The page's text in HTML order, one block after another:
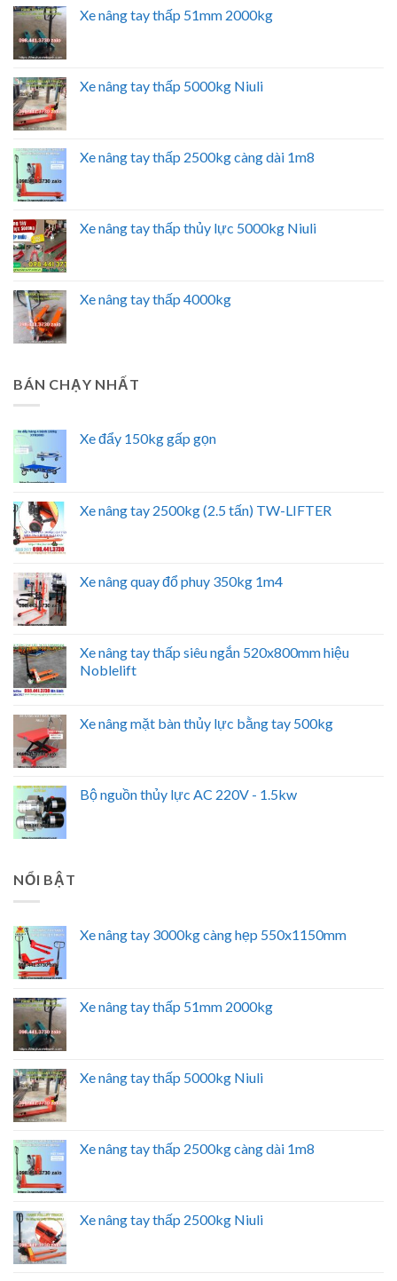
Xe nâng tay thấp 51mm 2000kg
Xe nâng tay thấp 5000kg Niuli
Xe nâng tay thấp 2500kg càng dài 1m8
Xe nâng tay thấp thủy lực 5000kg Niuli
Xe nâng tay thấp 4000kg
BÁN CHẠY NHẤT
Xe đẩy 150kg gấp gọn
Xe nâng tay 2500kg (2.5 tấn) TW-LIFTER
Xe nâng quay đổ phuy 350kg 1m4
Xe nâng tay thấp siêu ngắn 520x800mm hiệu
Noblelift
Xe nâng mặt bàn thủy lực bằng tay 500kg
Bộ nguồn thủy lực AC 220V - 1.5kw
NỔI BẬT
Xe nâng tay 3000kg càng hẹp 550x1150mm
Xe nâng tay thấp 51mm 2000kg
Xe nâng tay thấp 5000kg Niuli
Xe nâng tay thấp 2500kg càng dài 1m8
Xe nâng tay thấp 2500kg Niuli